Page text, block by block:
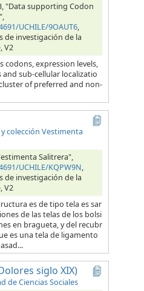
"Data supporting Codon
UCHILE/9OAUT6,
de investigación de la
V2
codons, expression levels,
sub-cellular localizatio
of preferred and non-
colección Vestimenta
Salitrera",
UCHILE/KQPW9N,
de investigación de la
V2
es de tipo tela es sar
de las telas de los bolsi
en bragueta, y del recubr
es una tela de ligamento
siglo XIX)
de Ciencias Sociales